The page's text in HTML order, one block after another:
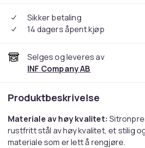
Sikker betaling
14 dagers åpent kjøp
Selges og leveres av
INF Company AB
Produktbeskrivelse
Materiale av høy kvalitet:
rustfritt stål av høy kvalitet, et stilig
materiale som er lett å rengjøre.